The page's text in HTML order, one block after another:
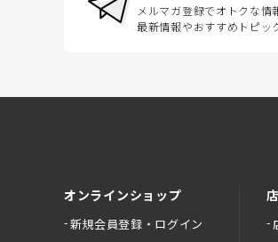
メルマガ登録でオトクな情
最新情報やおすすめトピッ
オンラインショップ
新規会員登録・ログイン